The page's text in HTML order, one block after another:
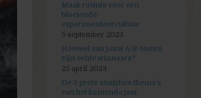
Maak ruimte voor een
bloeiende
experimenteercultuur
5 september 2023
Hoeveel van jouw A/B-testen
zijn echte winnaars?
25 april 2023
De 3 grote analytics thema’s
van het komende jaar